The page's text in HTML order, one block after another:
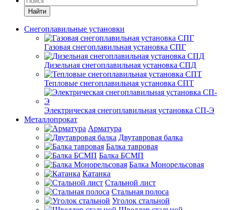
Найти
Снегоплавильные установки
Газовая снегоплавильная установка СПГ
Дизельная снегоплавильная установка СПД
Тепловые снегоплавильная установка СПТ
Электрическая снегоплавильная установка СП-Э
Металлопрокат
Арматура
Двутавровая балка
Балка тавровая
Балка БСМП
Балка Монорельсовая
Катанка
Стальной лист
Стальная полоса
Уголок стальной